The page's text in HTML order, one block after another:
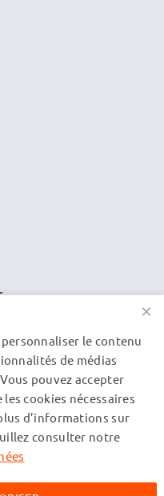
les frais de port.
citées sont des
pour fournir des
×
le contenu
de médias
pouvez accepter
cookies nécessaires
d’informations sur
consulter notre